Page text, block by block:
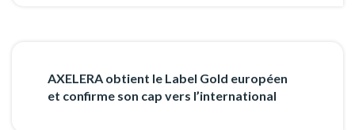
AXELERA obtient le Label Gold européen
et confirme son cap vers l’international